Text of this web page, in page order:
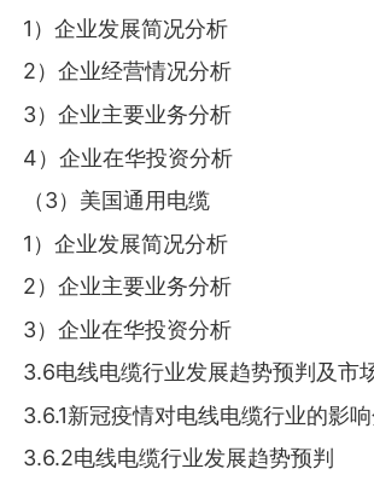
1）企业发展简况分析
2）企业经营情况分析
3）企业主要业务分析
4）企业在华投资分析
（3）美国通用电缆
1）企业发展简况分析
2）企业主要业务分析
3）企业在华投资分析
3.6电线电缆行业发展趋势预判及市
3.6.1新冠疫情对电线电缆行业的影
3.6.2电线电缆行业发展趋势预判